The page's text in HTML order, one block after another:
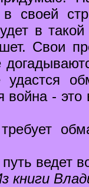
в своей
в
Свои
война - это
ведет
книги